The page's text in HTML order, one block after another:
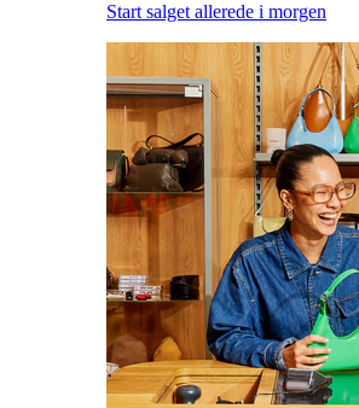
Start salget allerede i morgen